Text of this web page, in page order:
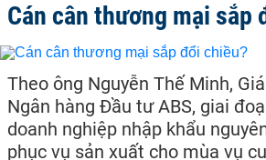
Cán cân thương mại sắp
Theo ông Nguyễn Thế Minh,
Ngân hàng Đầu tư ABS, giai
doanh nghiệp nhập khẩu
phục vụ sản xuất cho mùa vụ